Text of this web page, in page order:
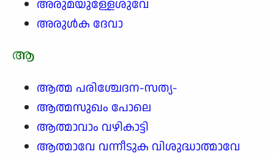
അരുമയുള്ളേശുവേ
അരുൾക ദേവാ
ആ
ആത്മ പരിശ്ചേദന-സത്യ-
ആത്മസുഖം പോലെ
ആത്മാവാം വഴികാട്ടി
ആത്മാവേ വന്നീടുക വിശുദ്ധാത്മാവേ